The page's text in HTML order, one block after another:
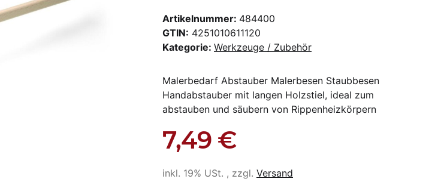
Artikelnummer: 484400
GTIN: 4251010611120
Kategorie: Werkzeuge / Zubehör
Malerbedarf Abstauber Malerbesen Staubbesen
Handabstauber mit langen Holzstiel, ideal zum
abstauben und säubern von Rippenheizkörpern
7,49 €
inkl. 19% USt. , zzgl. Versand